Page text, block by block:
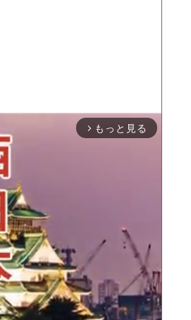
arrow_forward_ios もっと見る